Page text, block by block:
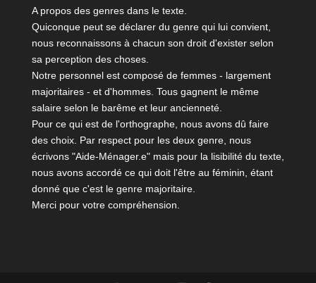
A propos des genres dans le texte.
Quiconque peut se déclarer du genre qui lui convient,
nous reconnaissons à chacun son droit d'exister selon
sa perception des choses.
Notre personnel est composé de femmes - largement
majoritaires - et d'hommes. Tous gagnent le même
salaire selon le barême et leur ancienneté.
Pour ce qui est de l'orthographe, nous avons dû faire
des choix. Par respect pour les deux genre, nous
écrivons "Aide-Ménager.e" mais pour la lisibilité du texte,
nous avons accordé ce qui doit l'être au féminin, étant
donné que c'est le genre majoritaire.
Merci pour votre compréhension.